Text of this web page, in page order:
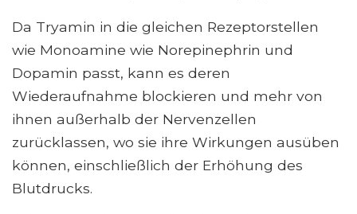
Da Tryamin in die gleichen Rezeptorstellen
wie Monoamine wie Norepinephrin und
Dopamin passt, kann es deren
Wiederaufnahme blockieren und mehr von
ihnen außerhalb der Nervenzellen
zurücklassen, wo sie ihre Wirkungen ausüben
können, einschließlich der Erhöhung des
Blutdrucks.